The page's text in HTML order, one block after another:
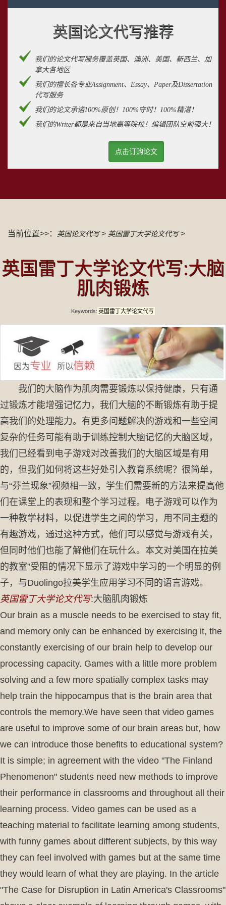
英国论文代写推荐
我们的论文代写服务覆盖英国、澳洲、美国、新西兰、加
拿大各地区
我们的擅长各专业Assignment、Essay、Paper及Dissertation
代写服务
我们的论文承诺100%原创！100%守时！100%精湛！
我们的Writer都是来自当地高等院校！编辑团队空前强大！
点击订购论文
当前位置>>： 英国论文代写> 英国雷丁大学论文代写>
英国雷丁大学论文代写:大脑
肌肉锻炼
Keywords: 英国雷丁大学论文代写
我们的大脑作为肌肉需要锻炼以保持健康，只有通
过锻炼才能增强记忆力，我们大脑的不断锻炼有助于提
高我们的处理能力。有更多问题解决的游戏和一些空间
复杂的任务可能有助于训练控制大脑记忆的大脑区域，
我们已经看到电子游戏对改善我们的大脑区域是有用
的，但我们如何将这些好处引入教育系统呢？很简单，
与“芬兰现象”视频相一致，学生们需要新的方法来提高他
们在课堂上的表现和整个学习过程。电子游戏可以作为
一种教学材料，以促进学生之间的学习，用不同主题的
有趣游戏，通过这种方式，他们可以感觉与游戏有关，
但同时他们也能了解他们在玩什么。本文对美国在拉美
的教室”受阻的情况下显示了游戏中学习的一个明显的例
子，与Duolingo拉美学生应用学习不同的语言游戏。
英国雷丁大学论文代写:大脑肌肉锻炼
Our brain as a muscle needs to be exercised to stay fit,
and memory only can be enhanced by exercising it, the
constantly exercising of our brain help to develop our
processing capacity. Games with a little more problem
solving and a few more spatially complex tasks may
help train the hippocampus that is the brain area that
controls the memory.We have seen that video games
are useful to improve some of our brain areas but, how
we can introduce those benefits to educational system?
It is simple; in agreement with the video "The Finland
Phenomenon" students need new methods to improve
their performance in classrooms and throughout all their
learning process. Video games can be used as a
teaching material to facilitate learning among students,
with funny games about different subjects, by this way
they can feel involved with games but at the same time
they would learn of what they are playing. In the article
"The Case for Disruption in Latin America's Classrooms"